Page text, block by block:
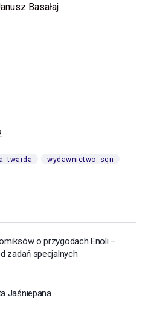
Basałaj
twarda
wydawnictwo: sqn
o przygodach Enoli –
zadań specjalnych
Jaśniepana